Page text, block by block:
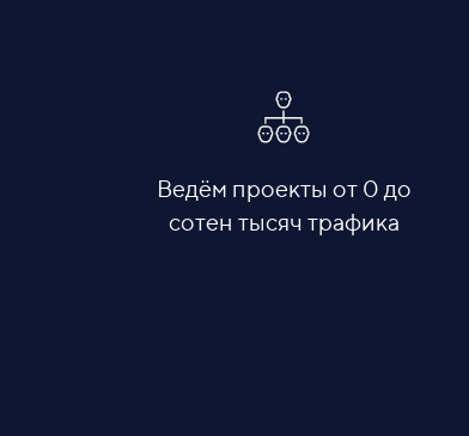
Ведём проекты от 0 до
сотен тысяч трафика